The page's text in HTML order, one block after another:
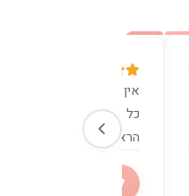
אין מילים. הכרית נתנה
כל כך היה צריך. ישנתי
הראשון.
ל